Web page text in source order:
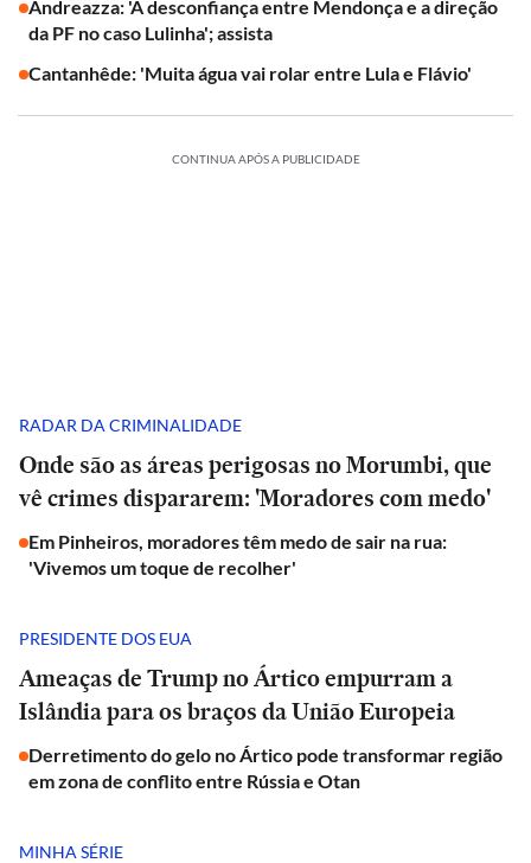
Andreazza: 'A desconfiança entre Mendonça e a direção
da PF no caso Lulinha'; assista
Cantanhêde: 'Muita água vai rolar entre Lula e Flávio'
CONTINUA APÓS A PUBLICIDADE
RADAR DA CRIMINALIDADE
Onde são as áreas perigosas no Morumbi, que
vê crimes dispararem: 'Moradores com medo'
Em Pinheiros, moradores têm medo de sair na rua:
'Vivemos um toque de recolher'
PRESIDENTE DOS EUA
Ameaças de Trump no Ártico empurram a
Islândia para os braços da União Europeia
Derretimento do gelo no Ártico pode transformar região
em zona de conflito entre Rússia e Otan
MINHA SÉRIE